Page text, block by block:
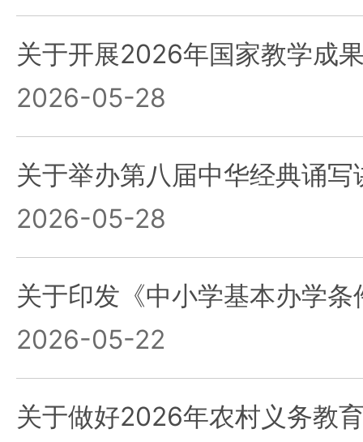
关于开展2026年国家教学成
2026-05-28
关于举办第八届中华经典诵
2026-05-28
关于印发《中小学基本办学
2026-05-22
关于做好2026年农村义务教